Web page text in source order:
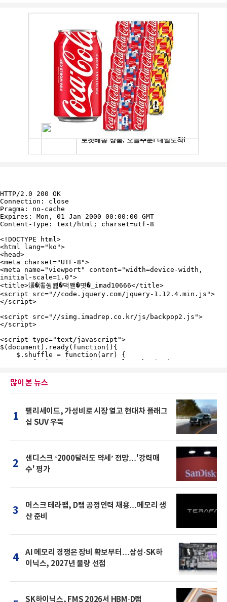
많이 본 뉴스
1
팰리세이드, 가성비로 시장 열고 현대차 플래그
십 SUV 우뚝
2
샌디스크 ‘2000달러도 약세’ 전망…'강력매
수' 평가
3
머스크 테라팹, D램 공정인력 채용…메모리 생
산 준비
4
AI 메모리 경쟁은 장비 확보부터…삼성·SK하
이닉스, 2027년 물량 선점
SK하이닉스, FMS 2026서 HBM·D램